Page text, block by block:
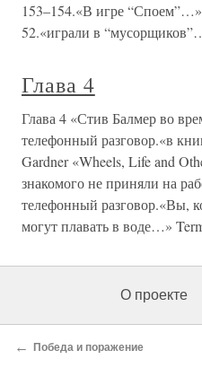
153–154.«В игре “Споем”…»
52.«играли в
Глава 4
Глава 4 «Стив Балмер во
телефонный разговор.«в
Gardner «Wheels, Life and
знакомого не приняли на
телефонный разговор.«Вы,
могут плавать в воде…»
О проекте
← Победа и поражение